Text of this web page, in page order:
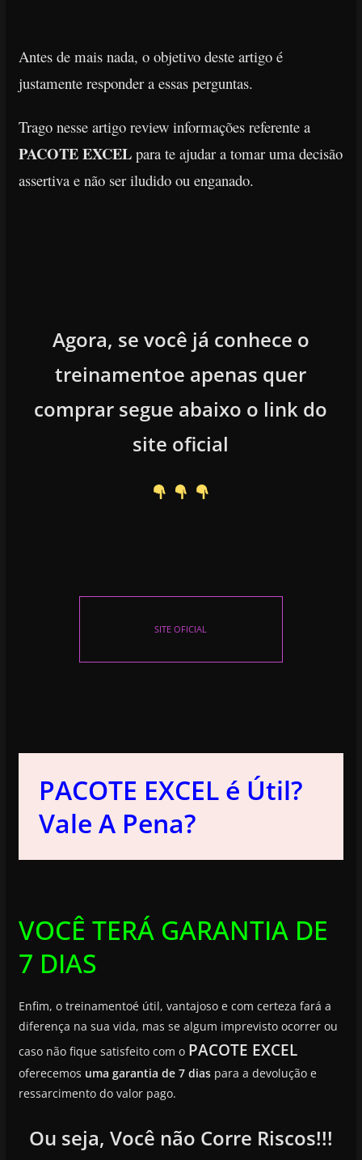
Antes de mais nada, o objetivo deste artigo é
justamente responder a essas perguntas.
Trago nesse artigo review informações referente a
PACOTE EXCELpara te ajudar a tomar uma decisão
assertiva e não ser iludido ou enganado.
Agora, se você já conhece o
treinamentoe apenas quer
comprar segue abaixo o link do
site oficial
SITE OFICIAL
PACOTE EXCEL é Útil?
Vale A Pena?
VOCÊ TERÁ GARANTIA DE
7 DIAS
Enfim, o treinamentoé útil, vantajoso e com certeza fará a
diferença na sua vida, mas se algum imprevisto ocorrer ou
caso não fique satisfeito com o PACOTE EXCEL
oferecemos uma garantia de 7 diaspara a devolução e
ressarcimento do valor pago.
Ou seja, Você não Corre Riscos!!!